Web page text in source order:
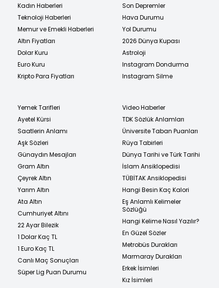
Kadın Haberleri
Teknoloji Haberleri
Memur ve Emekli Haberleri
Altın Fiyatları
Dolar Kuru
Euro Kuru
Kripto Para Fiyatları
Son Depremler
Hava Durumu
Yol Durumu
2026 Dünya Kupası
Astroloji
Instagram Dondurma
Instagram Silme
Yemek Tarifleri
Ayetel Kürsi
Saatlerin Anlamı
Aşk Sözleri
Günaydın Mesajları
Gram Altın
Çeyrek Altın
Yarım Altın
Ata Altın
Cumhuriyet Altını
22 Ayar Bilezik
1 Dolar Kaç TL
1 Euro Kaç TL
Canlı Maç Sonuçları
Süper Lig Puan Durumu
Video Haberler
TDK Sözlük Anlamları
Üniversite Taban Puanları
Rüya Tabirleri
Dünya Tarihi ve Türk Tarihi
İslam Ansiklopedisi
TÜBİTAK Ansiklopedisi
Hangi Besin Kaç Kalori
Eş Anlamlı Kelimeler
Sözlüğü
Hangi Kelime Nasıl Yazılır?
En Güzel Sözler
Metrobüs Durakları
Marmaray Durakları
Erkek İsimleri
Kız İsimleri